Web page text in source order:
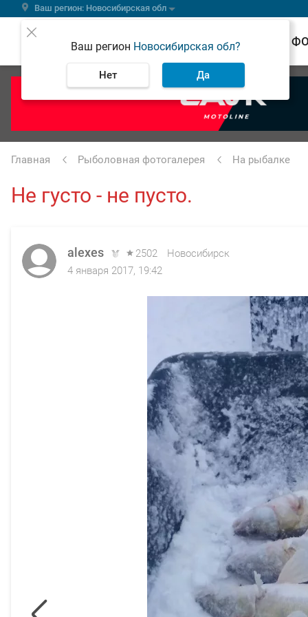
Ваш регион: Новосибирская обл
Ваш регион Новосибирская обл?
Нет Да
ВЕСТИ
Главная Рыболовная фотогалерея На рыбалке
Не густо - не пусто.
alexes 2502
Новосибирск
4 января 2017, 19:42